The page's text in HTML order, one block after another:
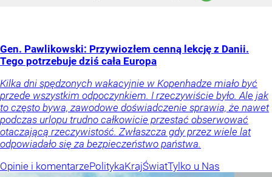
Gen. Pawlikowski: Przywiozłem cenną lekcję z Danii.
Tego potrzebuje dziś cała Europa
Kilka dni spędzonych wakacyjnie w Kopenhadze miało być
przede wszystkim odpoczynkiem. I rzeczywiście było. Ale jak
to często bywa, zawodowe doświadczenie sprawia, że nawet
podczas urlopu trudno całkowicie przestać obserwować
otaczającą rzeczywistość. Zwłaszcza gdy przez wiele lat
odpowiadało się za bezpieczeństwo państwa.
Opinie i komentarzePolitykaKrajŚwiatTylko u Nas